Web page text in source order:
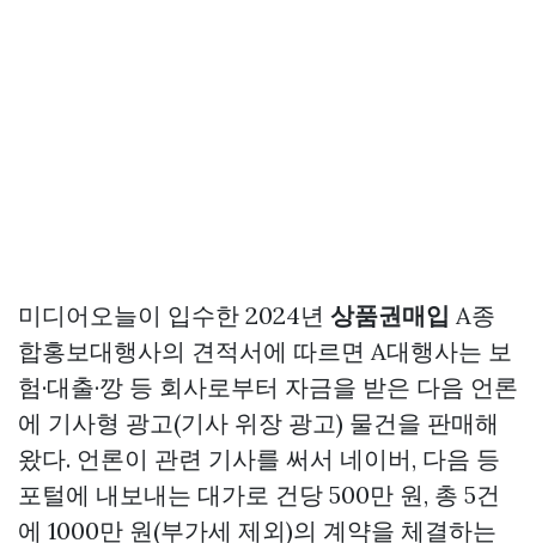
미디어오늘이 입수한 2024년 상품권매입 A종
합홍보대행사의 견적서에 따르면 A대행사는 보
험·대출·깡 등 회사로부터 자금을 받은 다음 언론
에 기사형 광고(기사 위장 광고) 물건을 판매해
왔다. 언론이 관련 기사를 써서 네이버, 다음 등
포털에 내보내는 대가로 건당 500만 원, 총 5건
에 1000만 원(부가세 제외)의 계약을 체결하는